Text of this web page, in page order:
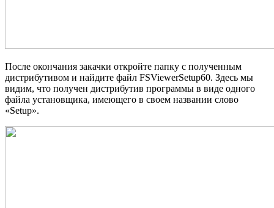
После окончания закачки откройте папку с полученным
дистрибутивом и найдите файл FSViewerSetup60. Здесь мы
видим, что получен дистрибутив программы в виде одного
файла установщика, имеющего в своем названии слово
«Setup».